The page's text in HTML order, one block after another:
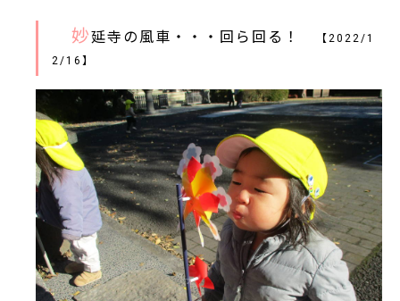
妙延寺の風車・・・回ら回る！
【2022/1
2/16】